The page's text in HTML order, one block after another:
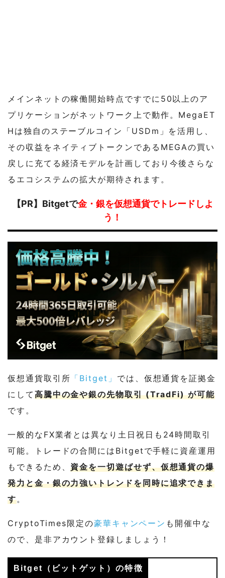
メインネットの稼働開始時点ですでに50以上のア
プリケーションがネットワーク上で動作。MegaET
Hは独自のステーブルコイン「USDm」を活用し、
その収益をネイティブトークンであるMEGAの買い
戻しに充てる経済モデルを計画しており今後さらな
るエコシステムの拡大が期待されます。
【PR】Bitgetで金・銀を仮想通貨でトレードしよ
う！
仮想通貨取引所 「Bitget」 では、仮想通貨を証拠金
にして 高騰中の金や銀の先物取引 (TradFi) が可能
です。
一般的なFX業者とは異なり土日祝日も24時間取引
可能。トレードの合間にはBitgetで手軽に資産運用
もできるため、資金を一切遊ばせず、仮想通貨の爆
発力と金・銀の力強いトレンドを同時に追求できま
す。
CryptoTimes限定の豪華キャンペーン も開催中な
ので、是非アカウント登録しましょう！
Bitget（ビットゲット）の特徴